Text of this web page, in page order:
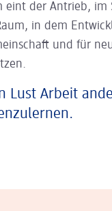
eint der Antrieb, im
in dem
und für
Lust Arbeit